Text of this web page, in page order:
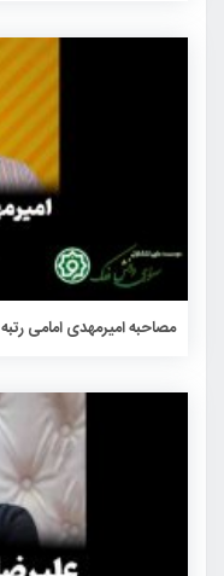
مصاحبه امیرمهدی امامی رتبه ۱۰ کنکور تجربی ۱۴۰۱ با ماز